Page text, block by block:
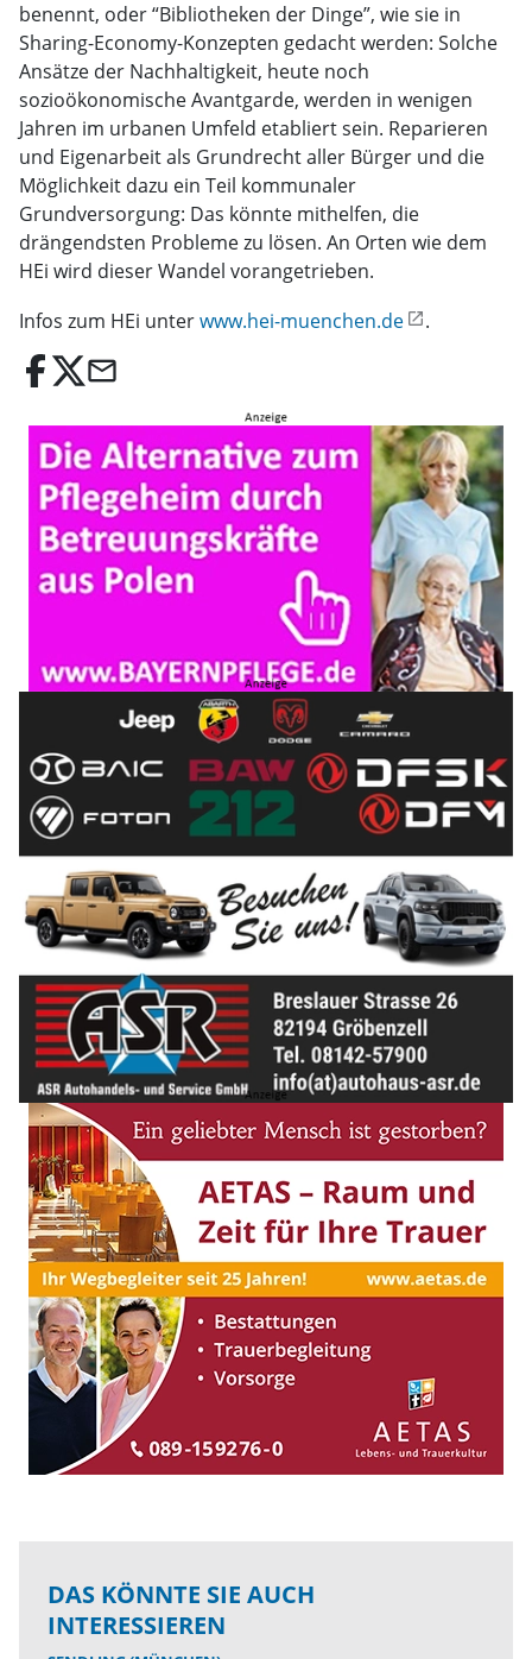
benennt, oder “Bibliotheken der Dinge”, wie sie in
Sharing-Economy-Konzepten gedacht werden: Solche
Ansätze der Nachhaltigkeit, heute noch
sozioökonomische Avantgarde, werden in wenigen
Jahren im urbanen Umfeld etabliert sein. Reparieren
und Eigenarbeit als Grundrecht aller Bürger und die
Möglichkeit dazu ein Teil kommunaler
Grundversorgung: Das könnte mithelfen, die
drängendsten Probleme zu lösen. An Orten wie dem
HEi wird dieser Wandel vorangetrieben.
Infos zum HEi unterwww.hei-muenchen.de .
email
DAS KÖNNTE SIE AUCH
INTERESSIEREN